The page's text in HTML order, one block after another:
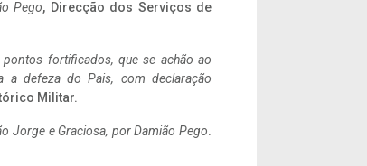
Pego, Direcção dos Serviços de
fortificados, que se achão ao
a defeza do Pais, com declaração
Militar.
Jorge e Graciosa, por Damião Pego.